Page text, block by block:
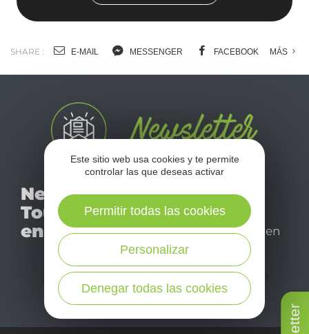
SHARE : E-MAIL MESSENGER FACEBOOK MÁS
Newsletter
Tourismo
en Aveyron
No se pierda nuestro
mensual newsletter y
déjese inspirar para
disfrutar de su estancia en
el Aveyron.
¡SUSCRÍBASE A NUESTRO NEWSLETTER
AQUÍ!
Este sitio web usa cookies y te permite
controlar las que deseas activar
Denegar todas las cookies
Personalizar
Permitir todas las cookies